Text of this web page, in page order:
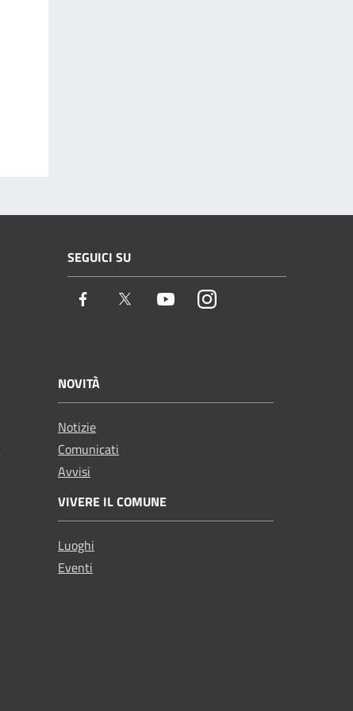
SEGUICI SU
Facebook Twitter YoutubeInstagram
NOVITÀ
Notizie
Comunicati
Avvisi
VIVERE IL COMUNE
Luoghi
Eventi